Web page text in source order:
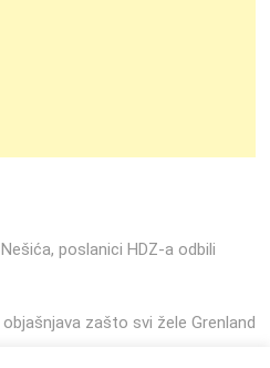
poslanici HDZ-a odbili
zašto svi žele Grenland